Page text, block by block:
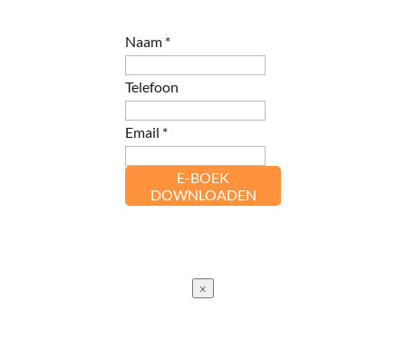
Naam *
Telefoon
Email *
E-BOEK
DOWNLOADEN
×